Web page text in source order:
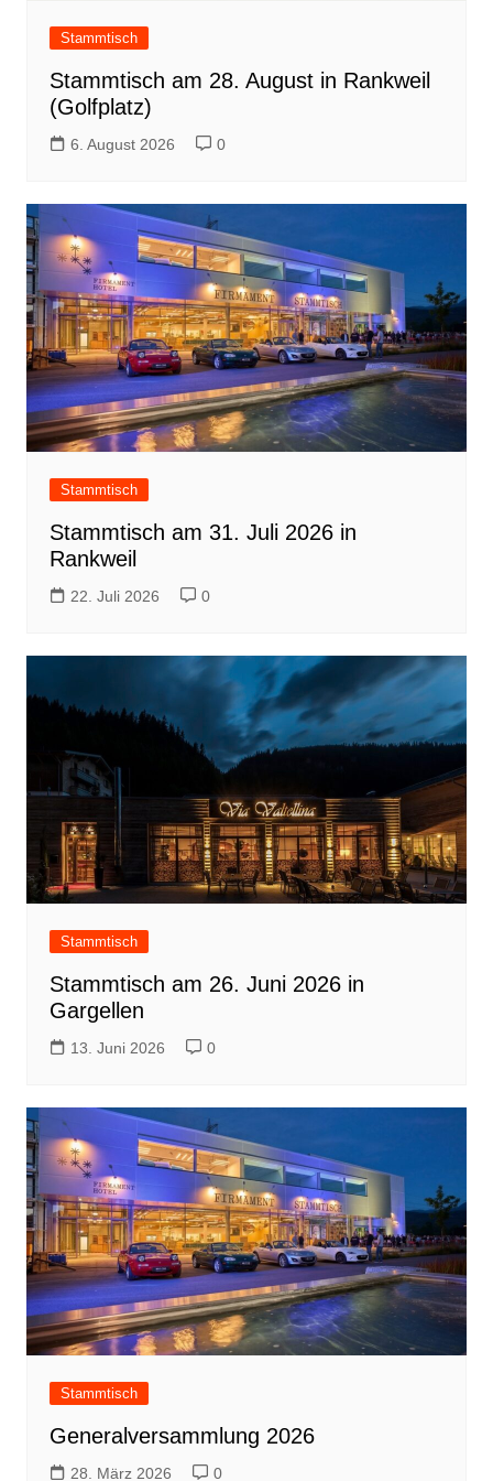
Stammtisch
Stammtisch am 28. August in Rankweil
(Golfplatz)
6. August 2026 0
Stammtisch
Stammtisch am 31. Juli 2026 in
Rankweil
22. Juli 2026 0
Stammtisch
Stammtisch am 26. Juni 2026 in
Gargellen
13. Juni 2026 0
Stammtisch
Generalversammlung 2026
28. März 2026 0